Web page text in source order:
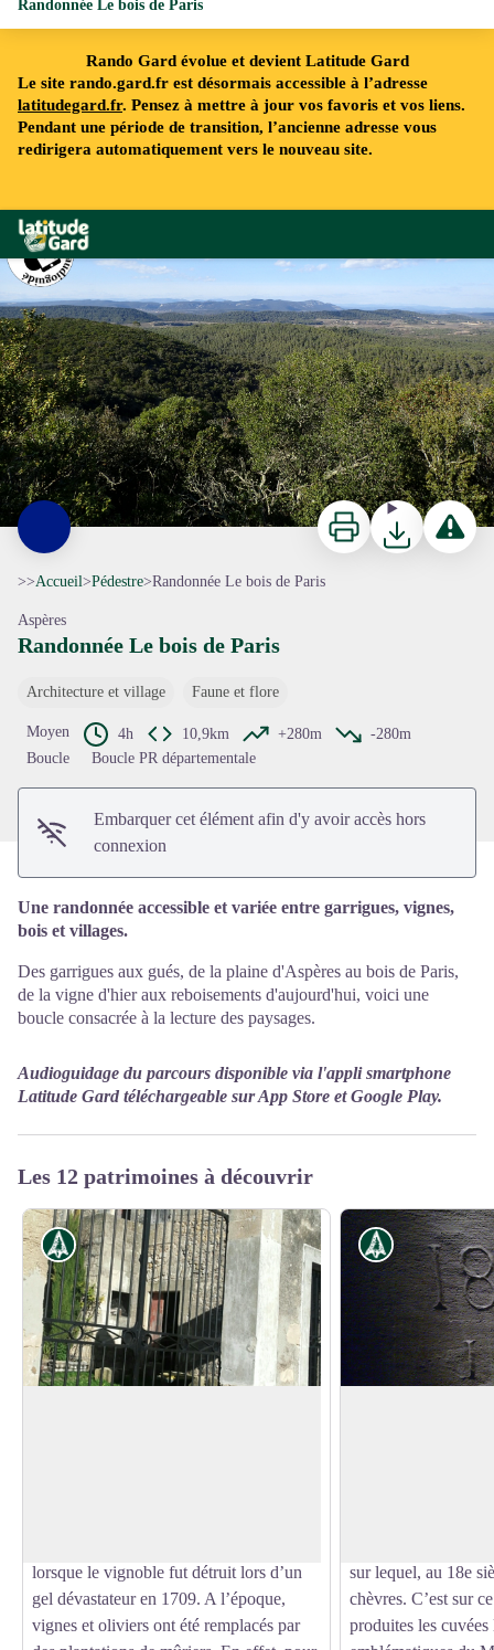
Rando Gard évolue et devient Latitude Gard
Le site rando.gard.fr est désormais accessible à l’adresse
latitudegard.fr. Pensez à mettre à jour vos favoris et vos liens.
Pendant une période de transition, l’ancienne adresse vous
redirigera automatiquement vers le nouveau site.
Rando Gard
Randonnée Le bois de Paris
Voir l'image en plein écran
ImprimerTéléchargerSignaler
>>Accueil>Pédestre>Randonnée Le bois de Paris
Aspères
Randonnée Le bois de Paris
Architecture et village Faune et flore
Moyen 4h 10,9km +280m
-280m
Boucle
Boucle PR départementale
Embarquer cet élément afin d'y avoir accès hors
connexion
Une randonnée accessible et variée entre garrigues, vignes,
bois et villages.
Des garrigues aux gués, de la plaine d'Aspères au bois de Paris,
de la vigne d'hier aux reboisements d'aujourd'hui, voici une
boucle consacrée à la lecture des paysages.
Audioguidage du parcours disponible via l'appli smartphone
Latitude Gard téléchargeable sur App Store et Google Play.
Les 12 patrimoines à découvrir
Histoire
lorsque le vignoble fut détruit lors d’un
gel dévastateur en 1709. A l’époque,
vignes et oliviers ont été remplacés par
Histoire
sur lequel, au 18e
chèvres. C’est sur
produites les cuvées